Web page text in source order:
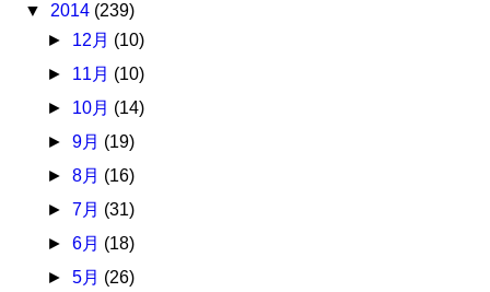
▼ 2014 (239)
► 12月 (10)
► 11月 (10)
► 10月 (14)
► 9月 (19)
► 8月 (16)
► 7月 (31)
► 6月 (18)
► 5月 (26)